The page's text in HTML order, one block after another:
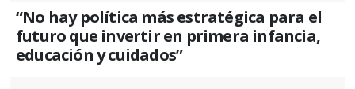
“No hay política más estratégica para el
futuro que invertir en primera infancia,
educación y cuidados”